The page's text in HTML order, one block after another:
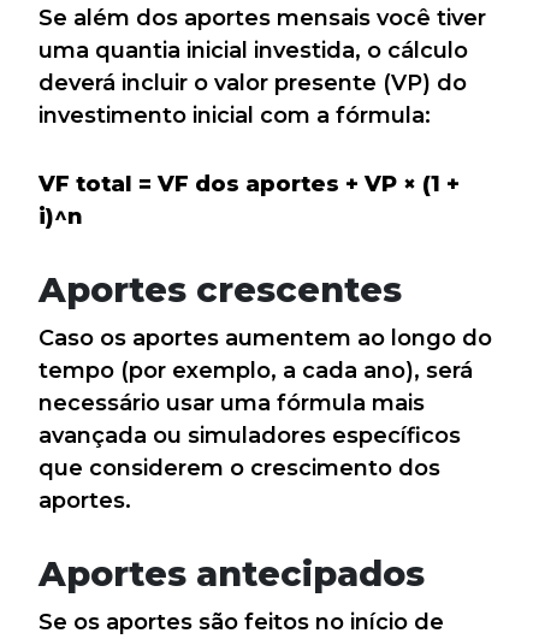
Se além dos aportes mensais você tiver
uma quantia inicial investida, o cálculo
deverá incluir o valor presente (VP) do
investimento inicial com a fórmula:
VF total = VF dos aportes + VP × (1 +
i)^n
Aportes crescentes
Caso os aportes aumentem ao longo do
tempo (por exemplo, a cada ano), será
necessário usar uma fórmula mais
avançada ou simuladores específicos
que considerem o crescimento dos
aportes.
Aportes antecipados
Se os aportes são feitos no início de